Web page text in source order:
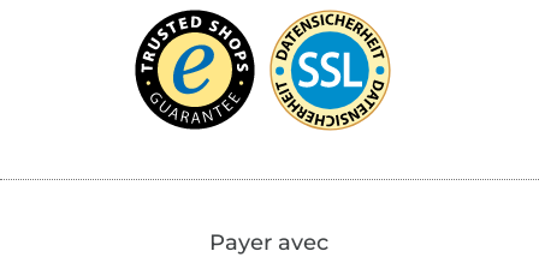
Payer avec